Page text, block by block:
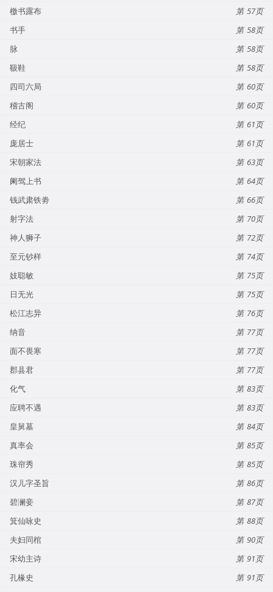
檄书露布
57
书手
58
脉
58
靸鞋
58
四司六局
60
稽古阁
60
经纪
61
庞居士
61
宋朝家法
63
阑驾上书
64
钱武肃铁劵
66
射字法
70
神人狮子
72
至元钞样
74
妓聪敏
75
日无光
75
松江志异
76
纳音
77
面不畏寒
77
郡县君
77
化气
83
应聘不遇
83
皇舅墓
84
真率会
85
珠帘秀
85
汉儿字圣旨
86
碧澜妾
87
箕仙咏史
88
夫妇同棺
90
宋幼主诗
91
孔椽史
91